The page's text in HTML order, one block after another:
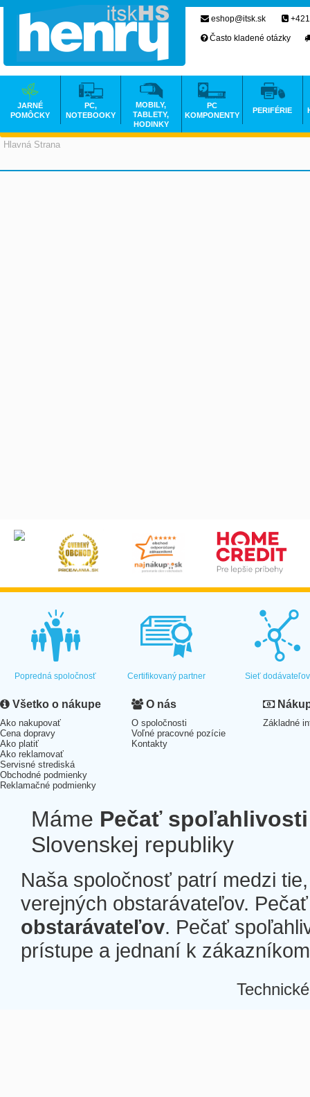
Hlavná Strana
eshop@itsk.sk
Často kladené otázky
JARNÉ
POMÔCKY
PC,
NOTEBOOKY
MOBILY,
TABLETY,
HODINKY
PC
KOMPONENTY
PERIFÉRIE
Popredná spoločnosť Certifikovaný partner Sieť dodávateľov
Všetko o nákupe
Ako nakupovať
Cena dopravy
Ako platiť
Ako reklamovať
Servisné strediská
Obchodné podmienky
Reklamačné podmienky
O nás
O spoločnosti
Voľné pracovné pozície
Kontakty
Základné
Máme Pečať spoľahlivosti
Slovenskej republiky
Naša spoločnosť patrí medzi
verejných obstarávateľov.
obstarávateľov. Pečať
prístupe a jednaní k